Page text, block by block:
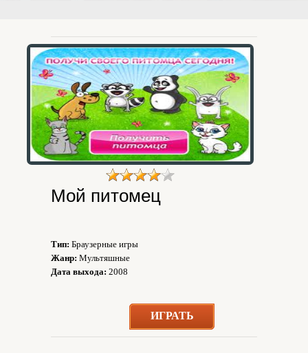
Мой питомец
Тип: Браузерные игры
Жанр: Мультяшные
Дата выхода: 2008
ИГРАТЬ